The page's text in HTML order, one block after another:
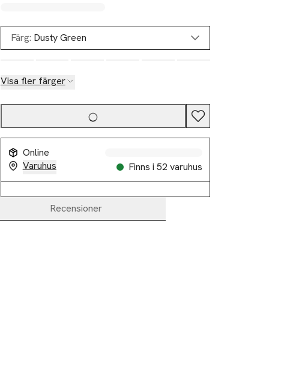
Färg: Dusty Green
Visa fler färger
Online
Varuhus
Finns i 52 varuhus
Recensioner